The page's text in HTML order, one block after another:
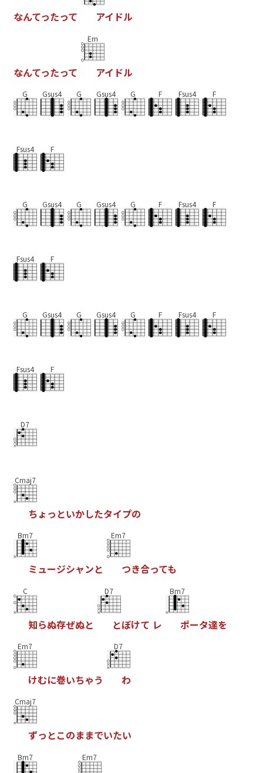
なんてったって アイ ドル
なんてったって
Em
アイ ドル
G Gsus4 G Gsus4 G F Fsus4 F
Fsus4 F
G Gsus4 G Gsus4 G F Fsus4 F
Fsus4 F
G Gsus4 G Gsus4 G F Fsus4 F
Fsus4 F
D7
Cmaj7
ちょ っ といかしたタイプの
Bm7
ミュージシャンと
Em7
つき合っても
C
知らぬ存ぜぬと
D7
とぼけて レ
Bm7
ポータ達を
Em7
けむに巻いちゃう
D7
わ
Cmaj7
ずっ とこのままでいたい
Bm7 Em7